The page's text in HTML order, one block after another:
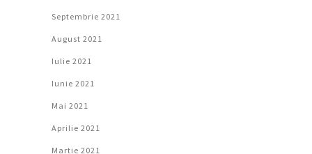
Septembrie 2021
August 2021
Iulie 2021
Iunie 2021
Mai 2021
Aprilie 2021
Martie 2021